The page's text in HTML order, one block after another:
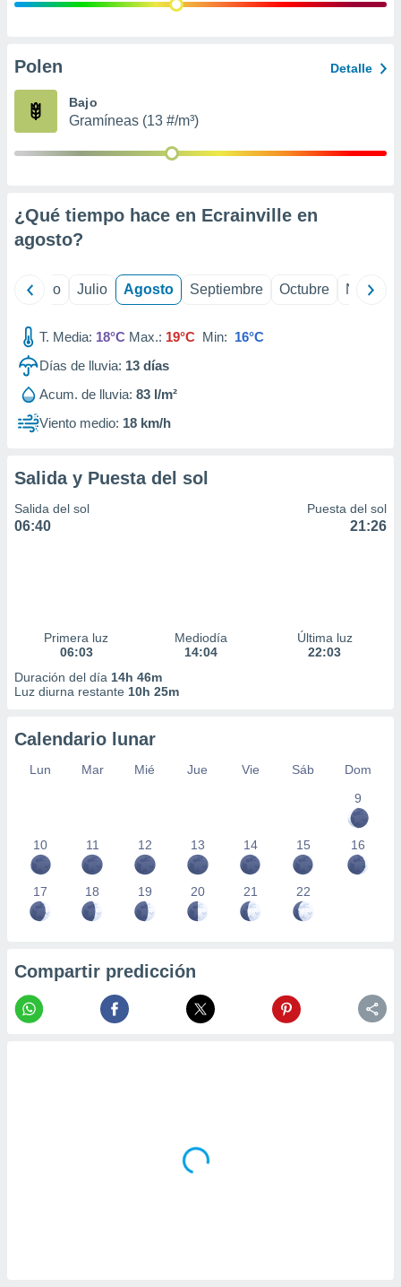
e
publicidad
Polen Detalle
Bajo
Gramíneas (13 #/m³)
¿Qué tiempo hace en Ecrainville en
agosto?
Junio Julio Agosto Septiembre Octubre
T. Media: 18°C Max.: 19°C Min: 16°C
Días de lluvia: 13 días
Acum. de lluvia: 83 l/m²
Viento medio: 18 km/h
Salida y Puesta del sol
Salida del sol
06:40
Puesta del sol
21:26
Primera luz
06:03
Mediodía
14:04
Última luz
22:03
Duración del día 14h 46m
Luz diurna restante 10h 25m
Calendario lunar
Lun Mar Mié Jue Vie Sáb
Dom
9
10 11 12 13 14 15 16
17 18 19 20 21 22
Compartir predicción